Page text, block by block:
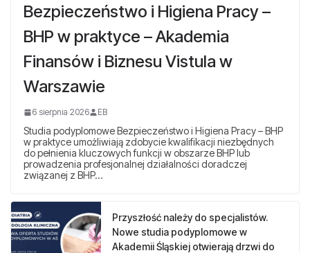
Bezpieczeństwo i Higiena Pracy –
BHP w praktyce – Akademia
Finansów i Biznesu Vistula w
Warszawie
6 sierpnia 2026 EB
Studia podyplomowe Bezpieczeństwo i Higiena Pracy – BHP
w praktyce umożliwiają zdobycie kwalifikacji niezbędnych
do pełnienia kluczowych funkcji w obszarze BHP lub
prowadzenia profesjonalnej działalności doradczej
związanej z BHP…
Przyszłość należy do specjalistów.
Nowe studia podyplomowe w
Akademii Śląskiej otwierają drzwi do